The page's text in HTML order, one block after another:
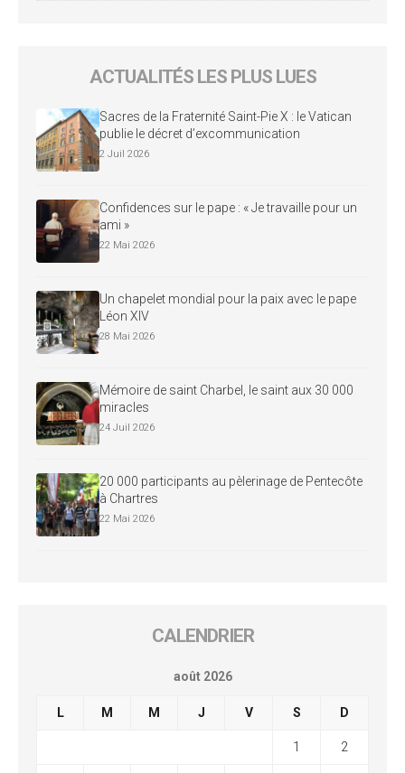
ACTUALITÉS LES PLUS LUES
Sacres de la Fraternité Saint-Pie X : le Vatican
publie le décret d’excommunication
2 Juil 2026
Confidences sur le pape : « Je travaille pour un
ami »
22 Mai 2026
Un chapelet mondial pour la paix avec le pape
Léon XIV
28 Mai 2026
Mémoire de saint Charbel, le saint aux 30 000
miracles
24 Juil 2026
20 000 participants au pèlerinage de Pentecôte
à Chartres
22 Mai 2026
CALENDRIER
août 2026
L M M J V S D
1 2